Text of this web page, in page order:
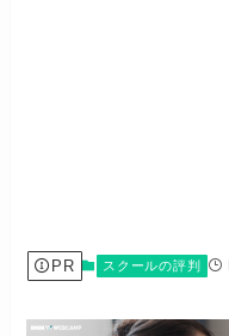
PR スクールの評判